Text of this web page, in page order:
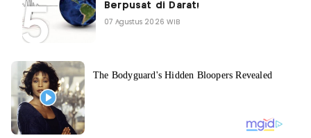
Berpusat di Darat!
07 Agustus 2026 WIB